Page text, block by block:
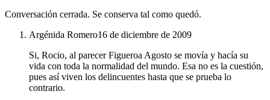
Conversación cerrada. Se conserva tal como quedó.
Argénida Romero16 de diciembre de 2009
Si, Rocio, al parecer Figueroa Agosto se movía y hacía su
vida con toda la normalidad del mundo. Esa no es la cuestión,
pues así viven los delincuentes hasta que se prueba lo
contrario.